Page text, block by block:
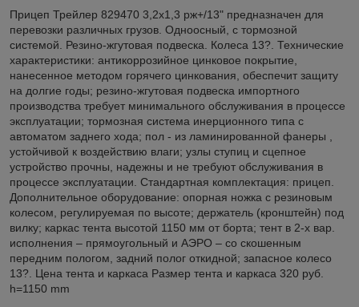
Прицеп Трейлер 829470 3,2х1,3 рж+/13" предназначен для
перевозки различных грузов. Одноосный, с тормозной
системой. Резино-жгутовая подвеска. Колеса 13?. Технические
характеристики: антикоррозийное цинковое покрытие,
нанесенное методом горячего цинкования, обеспечит защиту
на долгие годы; резино-жгутовая подвеска импортного
производства требует минимального обслуживания в процессе
эксплуатации; тормозная система инерционного типа с
автоматом заднего хода; пол - из ламинированной фанеры ,
устойчивой к воздействию влаги; узлы ступиц и сцепное
устройство прочны, надежны и не требуют обслуживания в
процессе эксплуатации. Стандартная комплектация: прицеп.
Дополнительное оборудование: опорная ножка с резиновым
колесом, регулируемая по высоте; держатель (кронштейн) под
вилку; каркас тента высотой 1150 мм от борта; тент в 2-х вар.
исполнения – прямоугольный и АЭРО – со скошенным
передним пологом, задний полог откидной; запасное колесо
13?. Цена тента и каркаса Размер тента и каркаса 320 руб.
h=1150 mm